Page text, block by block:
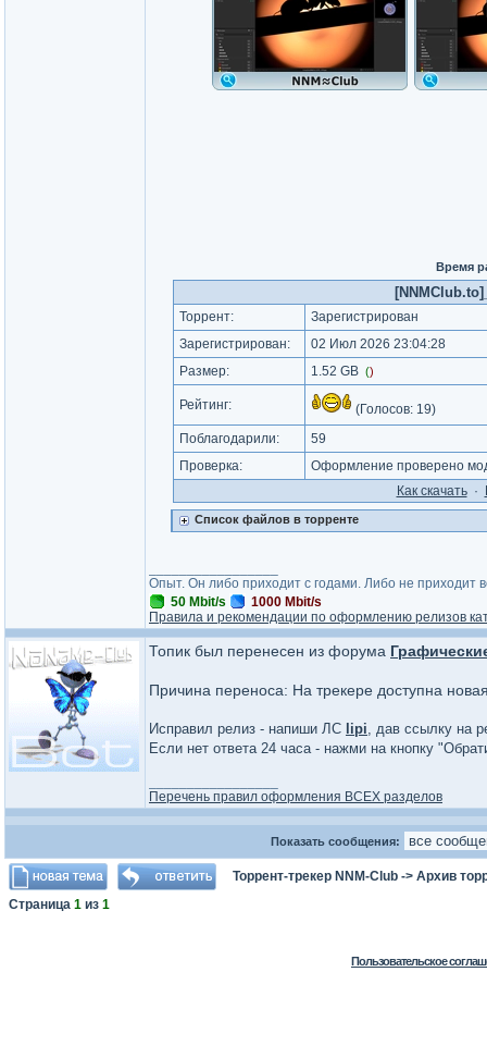
Время
Торрент:
Зарегистрирован
Зарегистрирован:
02 Июл 2026 23:04:28
Размер:
1.52 GB ()
Рейтинг: (Голосов: 19)
Поблагодарили:
59
Проверка:
Оформление проверено
Как cкачать·
Список файлов в торренте
Опыт. Он либо приходит с годами. Либо не приходит
50 Mbit/s
1000 Mbit/s
Правила и рекомендации по оформлению релизов
Топик был перенесен из форума
Причина переноса: На трекере доступна
Исправил релиз - напиши ЛС lipi, дав ссылку на
Если нет ответа 24 часа - нажми на кнопку
Перечень правил оформления ВСЕХ разделов
Показать сообщения:
Торрент-трекер NNM-Club -> Архив
Страница 1 из 1
Пользовательское